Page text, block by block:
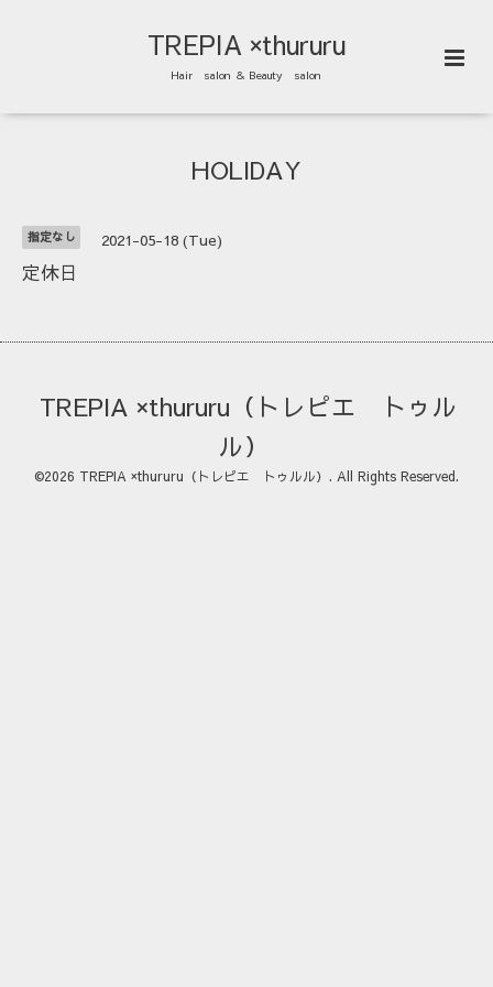
TREPIA ×thururu
Hair salon ＆ Beauty salon
HOLIDAY
指定なし 2021-05-18 (Tue)
定休日
TREPIA ×thururu（トレピエ トゥル
ル）
©2026 TREPIA ×thururu（トレピエ トゥルル） . All Rights Reserved.